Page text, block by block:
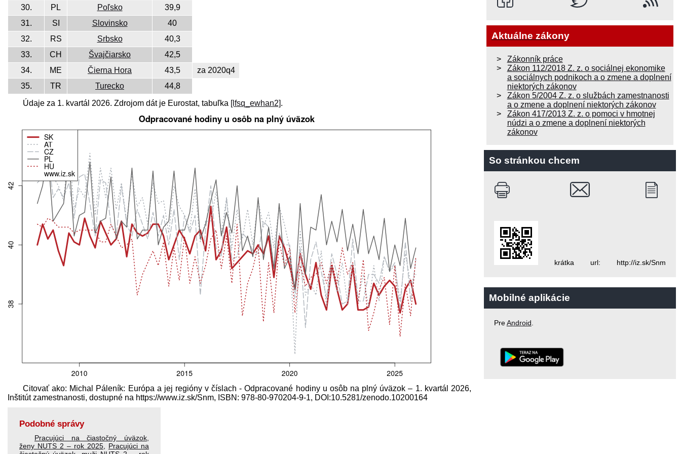
30.
PL Poľsko
39,9
31.
SI Slovinsko
40
32.
RS Srbsko
40,3
33.
CH Švajčiarsko
42,5
34.
ME Čierna Hora 43,5
za 2020q4
35.
TR Turecko
44,8
Údaje za 1. kvartál 2026. Zdrojom dát je Eurostat, tabuľka [lfsq_ewhan2].
Citovať ako: Michal Páleník: Európa a jej regióny v číslach - Odpracované hodiny u osôb na plný úväzok – 1. kvartál 2026,
Inštitút zamestnanosti, dostupné na https://www.iz.sk/​Snm, ISBN: 978-80-970204-9-1, DOI:10.5281/zenodo.10200164
Podobné správy
Pracujúci na čiastočný úväzok,
ženy NUTS 2 – rok 2025, Pracujúci na
Aktuálne zákony
Zákonník práce
Zákon 112/2018 Z. z. o sociálnej ekonomike
a sociálnych podnikoch a o zmene a doplnení
niektorých zákonov
Zákon 5/2004 Z. z. o službách zamestnanosti
a o zmene a doplnení niektorých zákonov
Zákon 417/2013 Z. z. o pomoci v hmotnej
núdzi a o zmene a doplnení niektorých
zákonov
So stránkou chcem
krátka url: http://iz.sk/Snm
Mobilné aplikácie
PreAndroid